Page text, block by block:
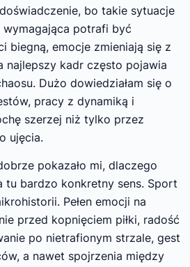
bo takie sytuacje
potrafi być
biegną, emocje zmieniają się z
najlepszy kadr często pojawia
Dużo dowiedziałam się o
pracy z dynamiką i
szerzej niż tylko przez
ujęcia.
pokazało mi, dlaczego
tu bardzo konkretny sens. Sport
Pełen emocji na
przed kopnięciem piłki, radość
po nietrafionym strzale, gest
a nawet spojrzenia między